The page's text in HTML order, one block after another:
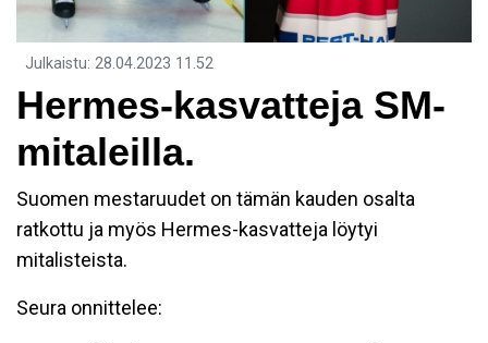
Julkaistu: 28.04.2023 11.52
Hermes-kasvatteja SM-
mitaleilla.
Suomen mestaruudet on tämän kauden osalta
ratkottu ja myös Hermes-kasvatteja löytyi
mitalisteista.
Seura onnittelee: